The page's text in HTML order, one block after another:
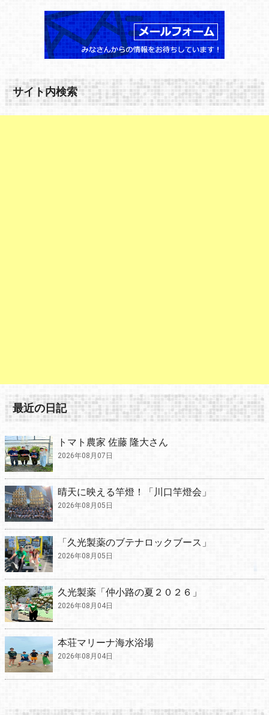
サイト内検索
最近の日記
トマト農家 佐藤 隆大さん
2026年08月07日
晴天に映える竿燈！「川口竿燈会」
2026年08月05日
「久光製薬のブテナロックブース」
2026年08月05日
久光製薬「仲小路の夏２０２６」
2026年08月04日
本荘マリーナ海水浴場
2026年08月04日